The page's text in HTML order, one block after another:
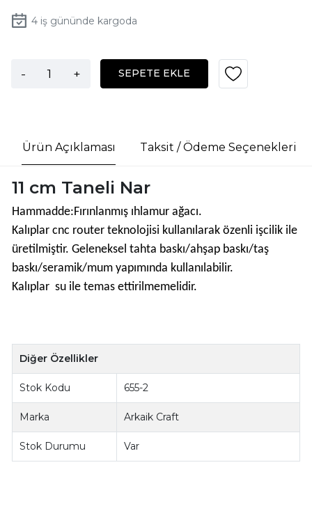
4iş gününde kargoda
- + SEPETE EKLE
Ürün Açıklaması Taksit / Ödeme Seçenekleri
11 cm Taneli Nar
Hammadde:Fırınlanmış ıhlamur ağacı.
Kalıplar cnc router teknolojisi kullanılarak özenli işcilik ile
üretilmiştir. Geleneksel tahta baskı/ahşap baskı/taş
baskı/seramik/mum yapımında kullanılabilir.
Kalıplar su ile temas ettirilmemelidir.
Diğer Özellikler
Stok Kodu 655-2
Marka Arkaik Craft
Stok Durumu Var